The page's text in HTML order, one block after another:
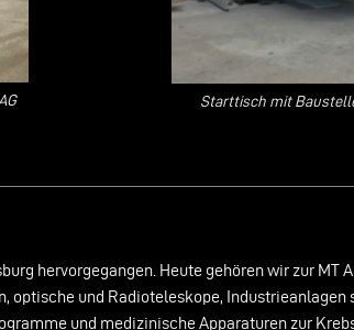
Starttisch mit
hervorgegangen. Heute gehören wir zur MT
und Radioteleskope,
und medizinische Apparaturen zur